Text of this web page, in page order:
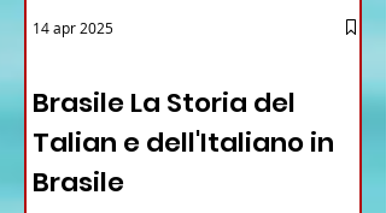
Brasile La Storia del
Talian e dell'Italiano in
Brasile
14 apr 2025